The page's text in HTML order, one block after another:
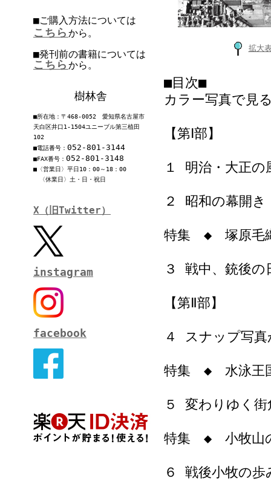
■ご購入方法については
こちら から。
■発刊前の書籍については
こちら から。
樹林舎
■所在地：〒468-0052 愛知県名古屋市
天白区井口1-1504ユニーブル第三植田
102
■電話番号： 052-801-3144
■FAX番号： 052-801-3148
■〈営業日〉平日10：00～18：00
〈休業日〉土・日・祝日
X（旧Twitter）
instagram
facebook
拡大
■目次■
カラー写真で見
【第Ⅰ部】
１ 明治・大正の
２ 昭和の幕開き
特集 ◆ 塚原毛
３ 戦中、銃後の
【第Ⅱ部】
４ スナップ写
特集 ◆ 水泳王
５ 変わりゆく街
特集 ◆ 小牧山
６ 戦後小牧の歩